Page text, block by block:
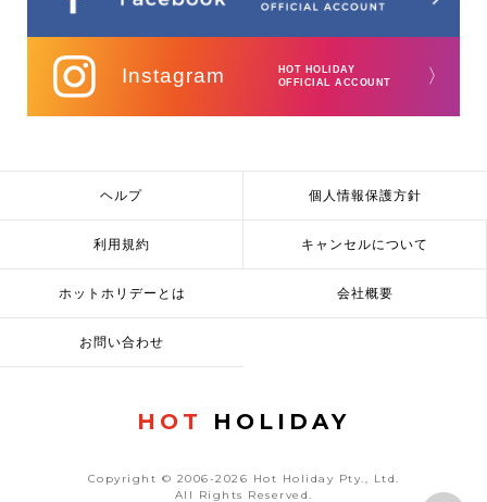
Instagram
HOT HOLIDAY
OFFICIAL ACCOUNT
〉
ヘルプ 個人情報保護方針
利用規約 キャンセルについて
ホットホリデーとは 会社概要
お問い合わせ
HOT HOLIDAY
Copyright © 2006-2026 Hot Holiday Pty., Ltd.
All Rights Reserved.